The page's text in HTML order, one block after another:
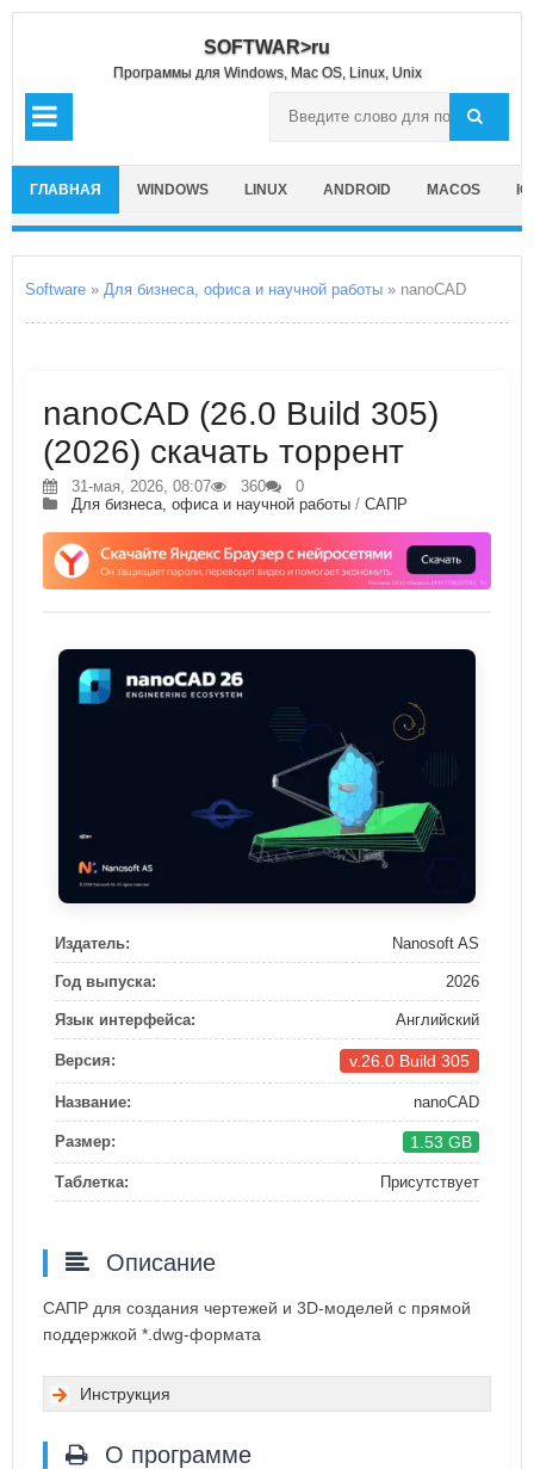
SOFTWAR>ru
Программы для Windows, Mac OS, Linux, Unix
ГЛАВНАЯ WINDOWS LINUX ANDROID MACOS
Software » Для бизнеса, офиса и научной работы » nanoCAD
nanoCAD (26.0 Build 305)
(2026) скачать торрент
31-мая, 2026, 08:07 360
0
Для бизнеса, офиса и научной работы / САПР
Издатель: Nanosoft AS
Год выпуска: 2026
Язык интерфейса: Английский
Версия: v.26.0 Build 305
Название: nanoCAD
Размер: 1.53 GB
Таблетка: Присутствует
Описание
САПР для создания чертежей и 3D-моделей с прямой
поддержкой *.dwg-формата
Инструкция
О программе